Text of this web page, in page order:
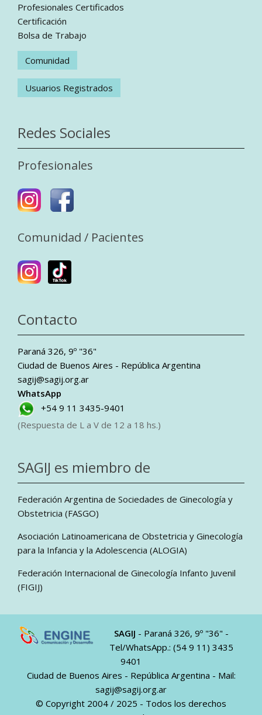
Profesionales Certificados
Certificación
Bolsa de Trabajo
Comunidad
Usuarios Registrados
Redes Sociales
Profesionales
Comunidad / Pacientes
Contacto
Paraná 326, 9º "36"
Ciudad de Buenos Aires - República Argentina
sagij@sagij.org.ar
WhatsApp
+54 9 11 3435-9401
(Respuesta de L a V de 12 a 18 hs.)
SAGIJ es miembro de
Federación Argentina de Sociedades de Ginecología y
Obstetricia (FASGO)
Asociación Latinoamericana de Obstetricia y Ginecología
para la Infancia y la Adolescencia (ALOGIA)
Federación Internacional de Ginecología Infanto Juvenil
(FIGIJ)
SAGIJ - Paraná 326, 9º "36" -
Tel/WhatsApp.: (54 9 11) 3435
9401
Ciudad de Buenos Aires - República Argentina - Mail:
sagij@sagij.org.ar
© Copyright 2004 / 2025 - Todos los derechos